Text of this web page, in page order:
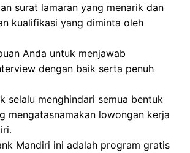
surat lamaran yang menarik dan
kualifikasi yang diminta oleh
Anda untuk menjawab
dengan baik serta penuh
selalu menghindari semua bentuk
mengatasnamakan lowongan kerja
Mandiri ini adalah program gratis